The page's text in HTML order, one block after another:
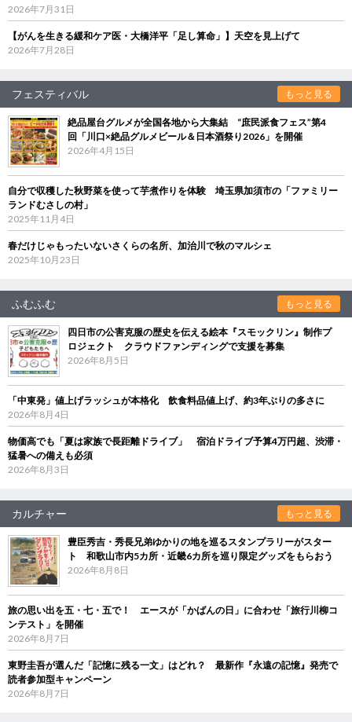
2026年7月31日
【がんを生きる緩和ケア医・大橋洋平「足し算命」】天空を見上げて
2026年7月28日
フェスティバル もっと見る
絶品屋台グルメが全国各地から大集結 “庶民派食フェス”第4
回「川口×絶品グルメビール＆日本酒祭り2026」を開催
2026年4月15日
自分で収穫した秋野菜を使って芋煮作りを体験 埼玉県加須市の「ファミリー
ランドむさしの村」
2025年11月4日
春だけじゃもったいないさくらの名所、加治川で秋のマルシェ
2025年10月23日
ふむふむ もっと見る
四日市の公害克服の歴史を伝える絵本『スモックリン』制作プ
ロジェクト クラウドファンディングで支援を募集
2026年8月5日
「中東発」値上げラッシュが本格化 飲食料品値上げ、約3年ぶりの多さに
2026年8月4日
物価高でも「夏は家族で長距離ドライブ」 宿泊ドライブ予算4万円超、渋滞・
猛暑への備えも必須
2026年8月3日
カルチャー もっと見る
豊臣秀吉・秀長兄弟ゆかりの地を巡るスタンプラリーがスター
ト 和歌山市内5カ所・近畿6カ所を巡り限定グッズをもらおう
2026年8月8日
旅の思い出を五・七・五で！ エースが「かばんの日」に合わせ「旅行川柳コ
ンテスト」を開催
2026年8月7日
東野圭吾が選んだ「記憶に残る一文」はどれ？ 最新作『永遠の記憶』発売で
読者参加型キャンペーン
2026年8月7日